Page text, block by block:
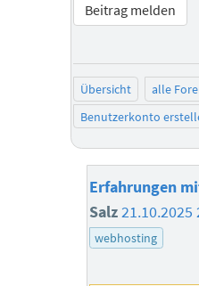
Beitrag melden
Übersicht alle
Benutzerkonto
Erfahrungen
Salz21.10.2025
webhosting